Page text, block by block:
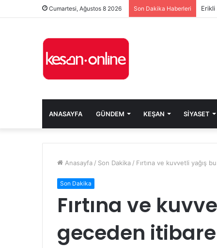
Cumartesi, Ağustos 8 2026 Son Dakika Haberleri Erikli
ANASAYFA GÜNDEM KEŞAN SIYASET
Anasayfa / Son Dakika / Fırtına ve kuvvetli yağış
Son Dakika
Fırtına ve
geceden